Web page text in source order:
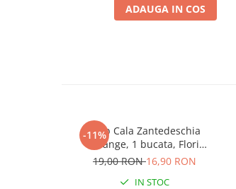
ADAUGA IN COS
-11%
Bulb Cala Zantedeschia
Orange, 1 bucata, Flori
Portocalii Exotice pentru
19,00 RON16,90 RON
IN STOC